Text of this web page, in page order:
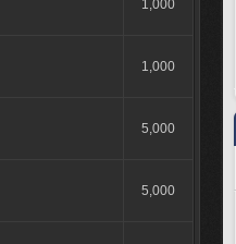
1,000
1,000
5,000
5,000